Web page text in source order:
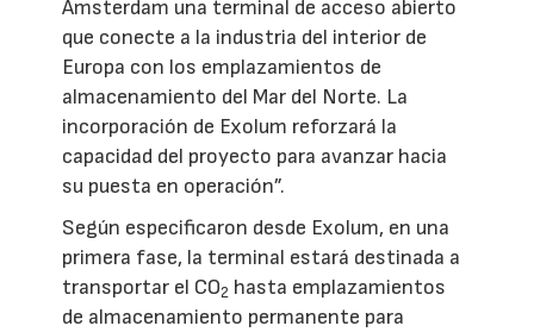
Ámsterdam una terminal de acceso abierto
que conecte a la industria del interior de
Europa con los emplazamientos de
almacenamiento del Mar del Norte. La
incorporación de Exolum reforzará la
capacidad del proyecto para avanzar hacia
su puesta en operación”.
Según especificaron desde Exolum, en una
primera fase, la terminal estará destinada a
transportar el CO2 hasta emplazamientos
de almacenamiento permanente para